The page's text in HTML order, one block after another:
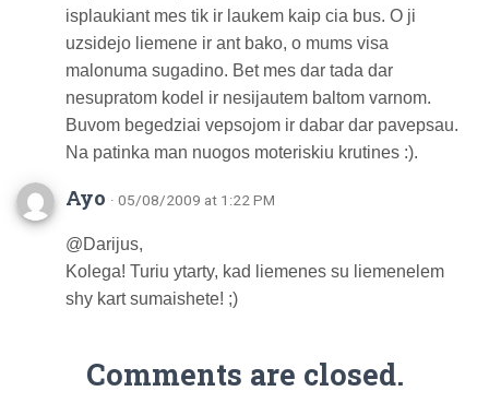
isplaukiant mes tik ir laukem kaip cia bus. O ji
uzsidejo liemene ir ant bako, o mums visa
malonuma sugadino. Bet mes dar tada dar
nesupratom kodel ir nesijautem baltom varnom.
Buvom begedziai vepsojom ir dabar dar pavepsau.
Na patinka man nuogos moteriskiu krutines :).
Ayo · 05/08/2009 at 1:22 PM
@Darijus,
Kolega! Turiu ytarty, kad liemenes su liemenelem
shy kart sumaishete! ;)
Comments are closed.